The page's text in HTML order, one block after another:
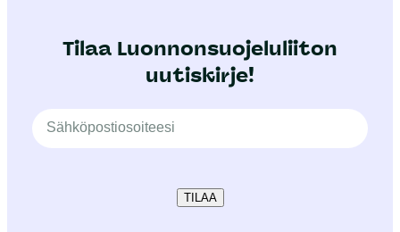
Tilaa Luonnonsuojeluliiton
uutiskirje!
TILAA